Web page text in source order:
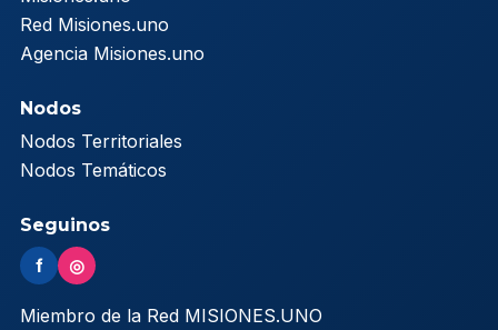
Red Misiones.uno
Agencia Misiones.uno
Nodos
Nodos Territoriales
Nodos Temáticos
Seguinos
f ◎
Miembro de la Red MISIONES.UNO